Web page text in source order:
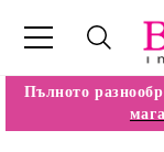
Пълното